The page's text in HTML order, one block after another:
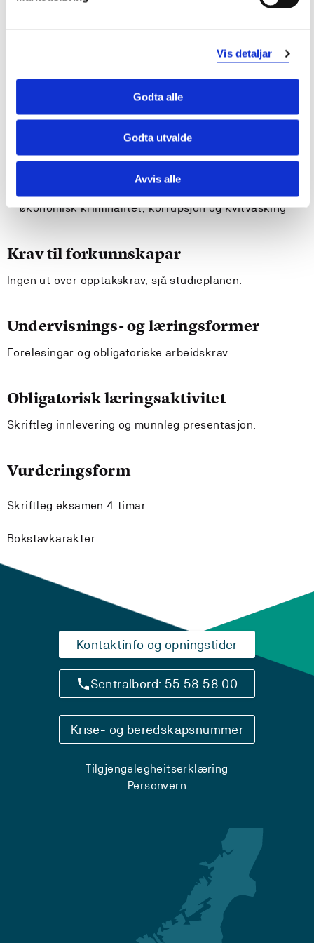
Vis detaljar
Godta alle
Godta utvalde
Avvis alle
gjere greie for samanheng mellom etikk og
organisasjonskultur
skilje moralske grunnar for samfunnsansvar frå
instrumentelle og omdømmerelaterte
og berekraftig utvikling
bruke etisk teori til å grunngje handlingsval i
økonomisk kriminalitet, korrupsjon og kvitvasking
Krav til forkunnskapar
Ingen ut over opptakskrav, sjå studieplanen.
Undervisnings- og læringsformer
Forelesingar og obligatoriske arbeidskrav.
Obligatorisk læringsaktivitet
Skriftleg innlevering og munnleg presentasjon.
Vurderingsform
Skriftleg eksamen 4 timar.
Bokstavkarakter.
Kontaktinfo og opningstider
Sentralbord: 55 58 58 00
Krise- og beredskapsnummer
Tilgjengelegheitserklæring
Personvern